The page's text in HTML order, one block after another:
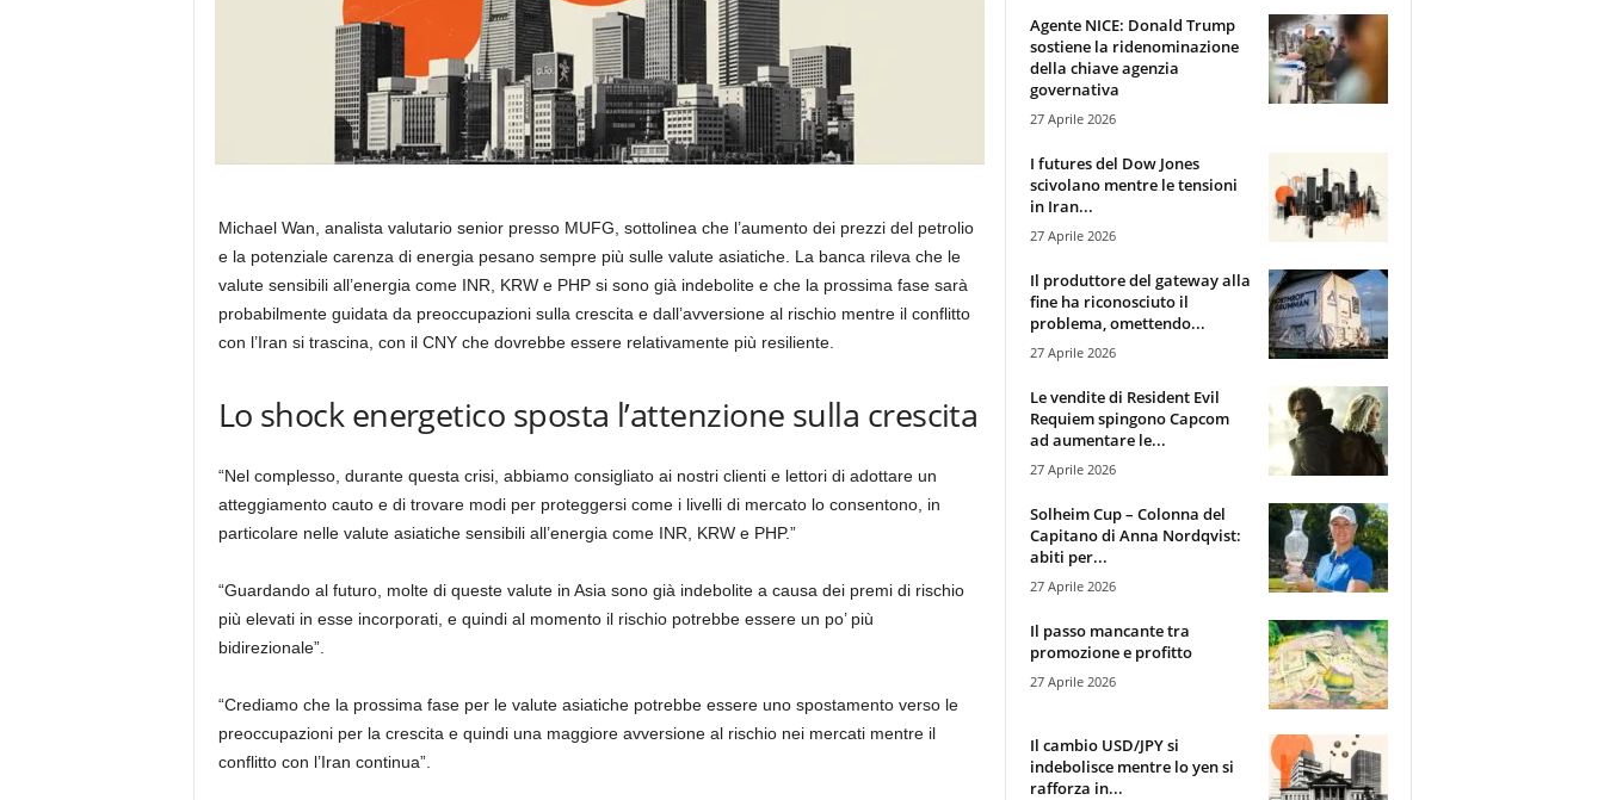
Michael Wan, analista valutario senior presso MUFG, sottolinea che l’aumento dei prezzi del petrolio
e la potenziale carenza di energia pesano sempre più sulle valute asiatiche. La banca rileva che le
valute sensibili all’energia come INR, KRW e PHP si sono già indebolite e che la prossima fase sarà
probabilmente guidata da preoccupazioni sulla crescita e dall’avversione al rischio mentre il conflitto
con l’Iran si trascina, con il CNY che dovrebbe essere relativamente più resiliente.
Lo shock energetico sposta l’attenzione sulla crescita
“Nel complesso, durante questa crisi, abbiamo consigliato ai nostri clienti e lettori di adottare un
atteggiamento cauto e di trovare modi per proteggersi come i livelli di mercato lo consentono, in
particolare nelle valute asiatiche sensibili all’energia come INR, KRW e PHP.”
“Guardando al futuro, molte di queste valute in Asia sono già indebolite a causa dei premi di rischio
più elevati in esse incorporati, e quindi al momento il rischio potrebbe essere un po’ più
bidirezionale”.
“Crediamo che la prossima fase per le valute asiatiche potrebbe essere uno spostamento verso le
preoccupazioni per la crescita e quindi una maggiore avversione al rischio nei mercati mentre il
conflitto con l’Iran continua”.
Agente NICE: Donald Trump
sostiene la ridenominazione
della chiave agenzia
governativa
27 Aprile 2026
I futures del Dow Jones
scivolano mentre le tensioni
in Iran...
27 Aprile 2026
Il produttore del gateway alla
fine ha riconosciuto il
problema, omettendo...
27 Aprile 2026
Le vendite di Resident Evil
Requiem spingono Capcom
ad aumentare le...
27 Aprile 2026
Solheim Cup – Colonna del
Capitano di Anna Nordqvist:
abiti per...
27 Aprile 2026
Il passo mancante tra
promozione e profitto
27 Aprile 2026
Il cambio USD/JPY si
indebolisce mentre lo yen si
rafforza in...